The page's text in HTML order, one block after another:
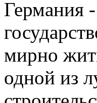
Германия
мирно
одной из